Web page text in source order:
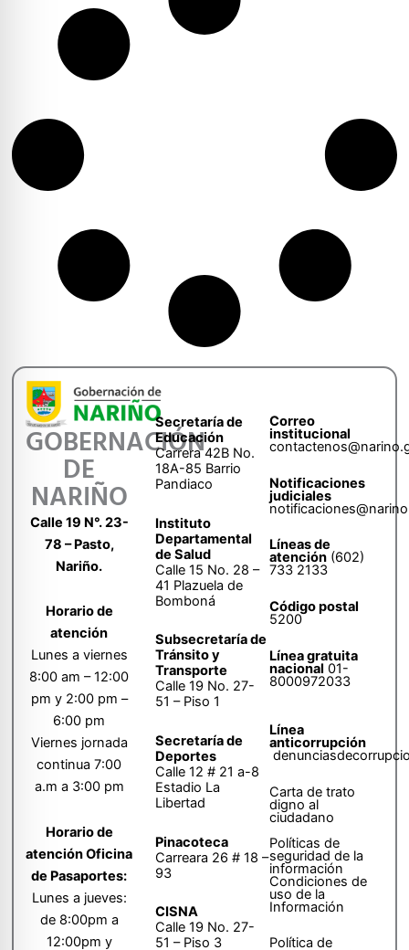
GOBERNACIÓN
DE
NARIÑO
Calle 19 N°. 23-
78 – Pasto,
Nariño.
Horario de
atención
Lunes a viernes
8:00 am – 12:00
pm y 2:00 pm –
6:00 pm
Viernes jornada
continua 7:00
a.m a 3:00 pm
Horario de
atención Oficina
de Pasaportes:
Lunes a jueves:
de 8:00pm a
12:00pm y
Secretaría de
Educación
Carrera 42B No.
18A-85 Barrio
Pandiaco
Instituto
Departamental
de Salud
Calle 15 No. 28 –
41 Plazuela de
Bomboná
Subsecretaría de
Tránsito y
Transporte
Calle 19 No. 27-
51 – Piso 1
Secretaría de
Deportes
Calle 12 # 21 a-8
Estadio La
Libertad
Pinacoteca
Carreara 26 # 18 –
93
CISNA
Calle 19 No. 27-
51 – Piso 3
Correo
institucional
Notificaciones
judiciales
Líneas de
atención (602)
733 2133
Código postal
5200
Línea gratuita
nacional 01-
8000972033
Línea
anticorrupción
Carta de trato
digno al
ciudadano
Políticas de
seguridad de la
información
Condiciones de
uso de la
Información
Política de